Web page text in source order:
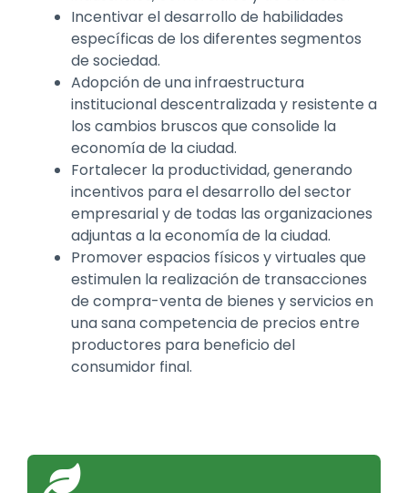
Incentivar el desarrollo de habilidades
específicas de los diferentes segmentos
de sociedad.
Adopción de una infraestructura
institucional descentralizada y resistente a
los cambios bruscos que consolide la
economía de la ciudad.
Fortalecer la productividad, generando
incentivos para el desarrollo del sector
empresarial y de todas las organizaciones
adjuntas a la economía de la ciudad.
Promover espacios físicos y virtuales que
estimulen la realización de transacciones
de compra-venta de bienes y servicios en
una sana competencia de precios entre
productores para beneficio del
consumidor final.